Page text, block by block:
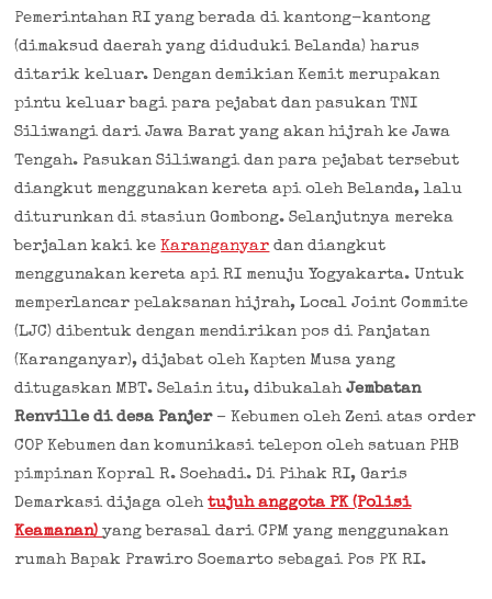
Pemerintahan RI yang berada di kantong-kantong
(dimaksud daerah yang diduduki Belanda) harus
ditarik keluar. Dengan demikian Kemit merupakan
pintu keluar bagi para pejabat dan pasukan TNI
Siliwangi dari Jawa Barat yang akan hijrah ke Jawa
Tengah. Pasukan Siliwangi dan para pejabat tersebut
diangkut menggunakan kereta api oleh Belanda, lalu
diturunkan di stasiun Gombong. Selanjutnya mereka
berjalan kaki ke Karanganyar dan diangkut
menggunakan kereta api RI menuju Yogyakarta. Untuk
memperlancar pelaksanan hijrah, Local Joint Commite
(LJC) dibentuk dengan mendirikan pos di Panjatan
(Karanganyar), dijabat oleh Kapten Musa yang
ditugaskan MBT. Selain itu, dibukalahJembatan
Renville di desa Panjer– Kebumen oleh Zeni atas order
COP Kebumen dan komunikasi telepon oleh satuan PHB
pimpinan Kopral R. Soehadi. Di Pihak RI, Garis
Demarkasi dijaga olehtujuh anggota PK (Polisi
Keamanan)yang berasal dari CPM yang menggunakan
rumah Bapak Prawiro Soemarto sebagai Pos PK RI.